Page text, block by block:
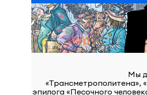
Мы
«Трансметрополитена»,
эпилога «Песочного